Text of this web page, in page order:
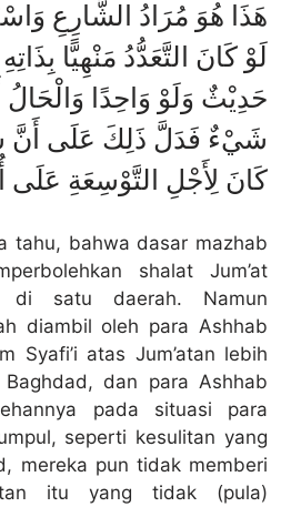
هَذَا هُوَ مُرَادُ الشَّارِعِ
لَوْ كَانَ التَّعَدُّدُ مَنْهِيًّا
حَدِيْثٌ وَلَوْ وَاحِدًا وَالْحَالُ
شَيْءٌ فَدَلَّ ذَلِكَ عَلَى أَنَّ
كَانَ لِأَجْلِ التَّوْسِعَةِ عَلَى
tahu, bahwa dasar mazhab
shalat Jum’at
satu daerah. Namun
diambil oleh para Ashhab
Syafi’i atas Jum’atan lebih
dan para Ashhab
pada situasi para
seperti kesulitan yang
mereka pun tidak memberi
itu yang tidak (pula)